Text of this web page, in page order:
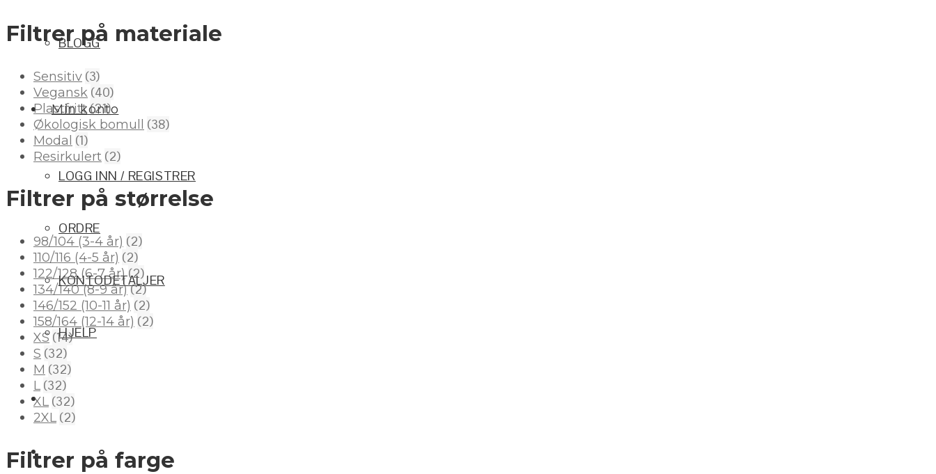
BLOGG
Min konto
LOGG INN / REGISTRER
ORDRE
KONTODETALJER
HJELP
Filtrer på materiale
Sensitiv (3)
Vegansk (40)
Plastfritt(21)
Økologisk bomull (38)
Modal (1)
Resirkulert (2)
Filtrer på størrelse
98/104 (3-4 år) (2)
110/116 (4-5 år) (2)
122/128 (6-7 år) (2)
134/140 (8-9 år)(2)
146/152 (10-11 år) (2)
158/164 (12-14 år) (2)
XS (14)
S (32)
M (32)
L (32)
XL (32)
2XL (2)
Filtrer på farge